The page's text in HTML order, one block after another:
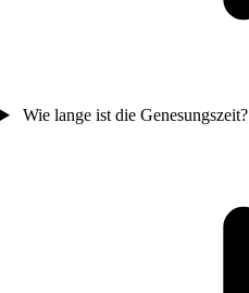
Wie lange ist die Genesungszeit?